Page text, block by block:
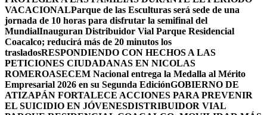
VACACIONALParque de las Esculturas será sede de una
jornada de 10 horas para disfrutar la semifinal del
MundialInauguran Distribuidor Vial Parque Residencial
Coacalco; reducirá más de 20 minutos los
trasladosRESPONDIENDO CON HECHOS A LAS
PETICIONES CIUDADANAS EN NICOLAS
ROMEROASECEM Nacional entrega la Medalla al Mérito
Empresarial 2026 en su Segunda EdiciónGOBIERNO DE
ATIZAPÁN FORTALECE ACCIONES PARA PREVENIR
EL SUICIDIO EN JÓVENESDISTRIBUIDOR VIAL